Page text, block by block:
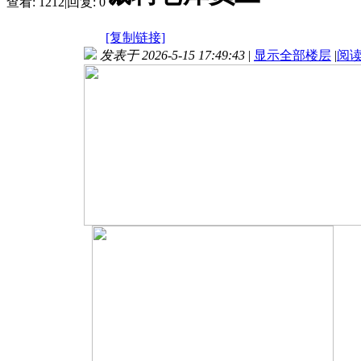
[复制链接]
发表于 2026-5-15 17:49:43 | 显示全部楼层 |阅